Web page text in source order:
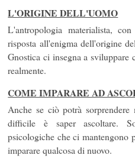
L'ORIGINE DELL'UOMO
L'antropologia materialista,
risposta all'enigma dell'origine
Gnostica ci insegna a sviluppare
realmente.
COME IMPARARE AD
Anche se ciò potrà
difficile è saper ascoltare.
psicologiche che ci mantengono
imparare qualcosa di nuovo.